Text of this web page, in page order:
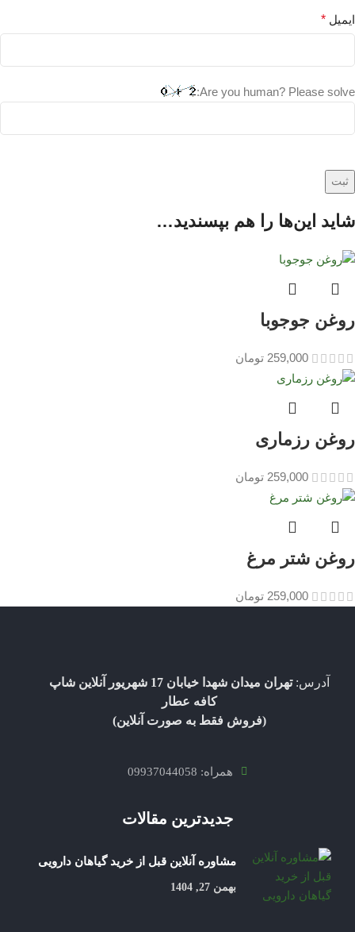
ایمیل *
Are you human? Please solve:
شاید این‌ها را هم بپسندید…
روغن جوجوبا
259,000 تومان
روغن رزماری
259,000 تومان
روغن شتر مرغ
259,000 تومان
آدرس:
تهران میدان شهدا خیابان 17 شهریور آنلاین شاپ
کافه عطار
(فروش فقط به صورت آنلاین)
همراه: 09937044058
جدیدترین مقالات
مشاوره آنلاین قبل از خرید گیاهان دارویی
بهمن 27, 1404